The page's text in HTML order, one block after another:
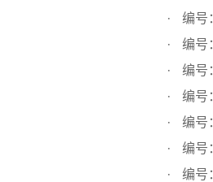
编号
编号
编号
编号
编号
编号
编号